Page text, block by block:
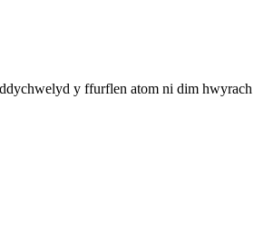
y ffurflen atom ni dim hwyrach